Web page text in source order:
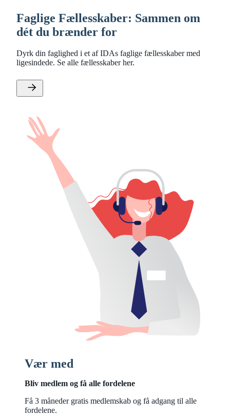
Faglige Fællesskaber: Sammen om
dét du brænder for
Dyrk din faglighed i et af IDAs faglige fællesskaber med
ligesindede. Se alle fællesskaber her.
Vær med
Bliv medlem og få alle fordelene
Få 3 måneder gratis medlemskab og få adgang til alle
fordelene.